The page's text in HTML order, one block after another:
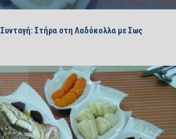
Συνταγή: Στήρα στη Λαδόκολλα με Σως